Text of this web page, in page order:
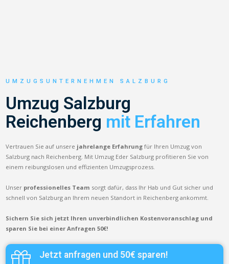
UMZUGSUNTERNEHMEN SALZBURG
Umzug Salzburg
Reichenberg mit Erfahren
Vertrauen Sie auf unsere jahrelange Erfahrung für Ihren Umzug von
Salzburg nach Reichenberg. Mit Umzug Eder Salzburg profitieren Sie von
einem reibungslosen und effizienten Umzugsprozess.
Unser professionelles Team sorgt dafür, dass Ihr Hab und Gut sicher und
schnell von Salzburg an Ihrem neuen Standort in Reichenberg ankommt.
Sichern Sie sich jetzt Ihren unverbindlichen Kostenvoranschlag und
sparen Sie bei einer Anfragen 50€!
Jetzt anfragen und 50€ sparen!